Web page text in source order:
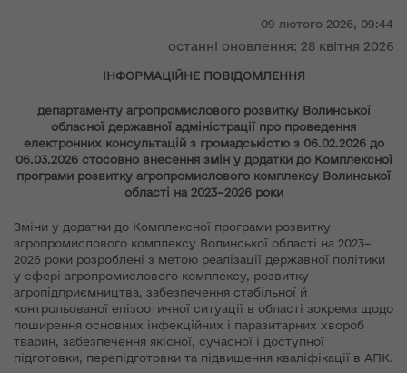
09 лютого 2026, 09:44
останні оновлення: 28 квітня 2026
ІНФОРМАЦІЙНЕ ПОВІДОМЛЕННЯ
департаменту агропромислового розвитку Волинської
обласної державної адміністрації про проведення
електронних консультацій з громадськістю з 06.02.2026 до
06.03.2026 стосовно внесення змін у додатки до Комплексної
програми розвитку агропромислового комплексу Волинської
області на 2023–2026 роки
Зміни у додатки до Комплексної програми розвитку
агропромислового комплексу Волинської області на 2023–
2026 роки розроблені з метою реалізації державної політики
у сфері агропромислового комплексу, розвитку
агропідприємництва, забезпечення стабільної й
контрольованої епізоотичної ситуації в області зокрема щодо
поширення основних інфекційних і паразитарних хвороб
тварин, забезпечення якісної, сучасної і доступної
підготовки, перепідготовки та підвищення кваліфікації в АПК.